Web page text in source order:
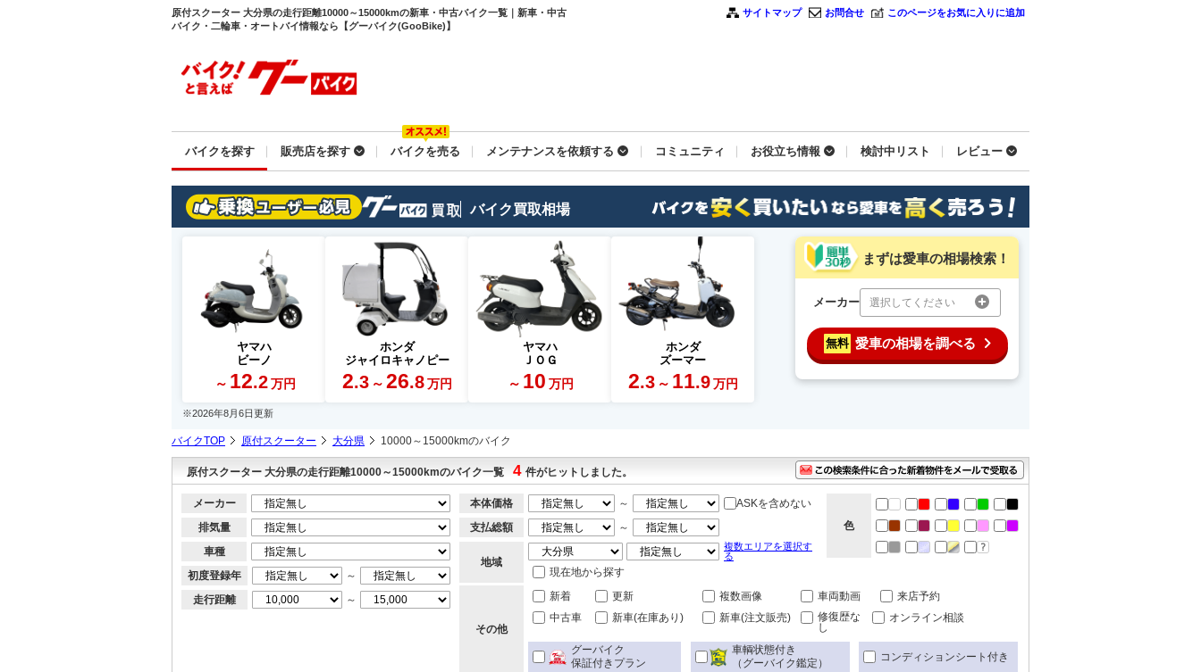
原付スクーター 大分県の走行距離10000～15000kmの新車・中古バイク一覧｜新車・中古
バイク・二輪車・オートバイ情報なら【グーバイク(GooBike)】
サイトマップ お問合せ このページをお気に入りに追加
バイクを探す 販売店を探す バイクを売る メンテナンスを依頼する コミュニティ お役立ち情報 検討中リスト レビュー
バイク買取相場
ヤマハ
ビーノ
～ 12.2 万円
ホンダ
ジャイロキャノピー
2.3 ～ 26.8 万円
ヤマハ
ＪＯＧ
～ 10 万円
ホンダ
ズーマー
2.3 ～ 11.9 万円
まずは愛車の相場検索！
メーカー 選択してください
無料 愛車の相場を調べる
※2026年8月6日更新
バイクTOP 原付スクーター 大分県 10000～15000kmのバイク
原付スクーター 大分県の走行距離10000～15000kmのバイク一覧 4 件がヒットしました。
メーカー
排気量
車種
初度登録年
～
走行距離
～
本体価格 ～
ASKを含めない
支払総額
～
地域
複数エリアを選択す
る
現在地から探す
色
その他
新着 更新 複数画像 車両動画
来店予約
中古車
新車(在庫あり) 新車(注文販売)
修復歴な
し
オンライン相談
グーバイク
保証付きプラン
車輌状態付き
（グーバイク鑑定）
コンディションシート付き